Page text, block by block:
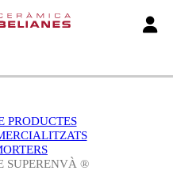
PRODUCTES
SUPERENVÀ ®